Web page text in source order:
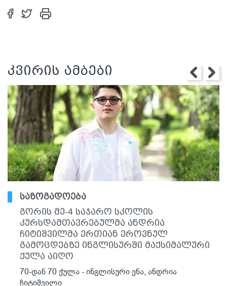
კვირის ამბები
საზოგადოება
გორის მე-4 საჯარო სკოლის
კურსდამთავრებულმა ანდრია
ჩიტიშვილმა ერთიან ეროვნულ
გამოცდებზე ინგლისურში მაქსიმალური
ქულა აიღო
70-დან 70 ქულა - ინგლისური ენა, ანდრია
ჩიტიშვილი